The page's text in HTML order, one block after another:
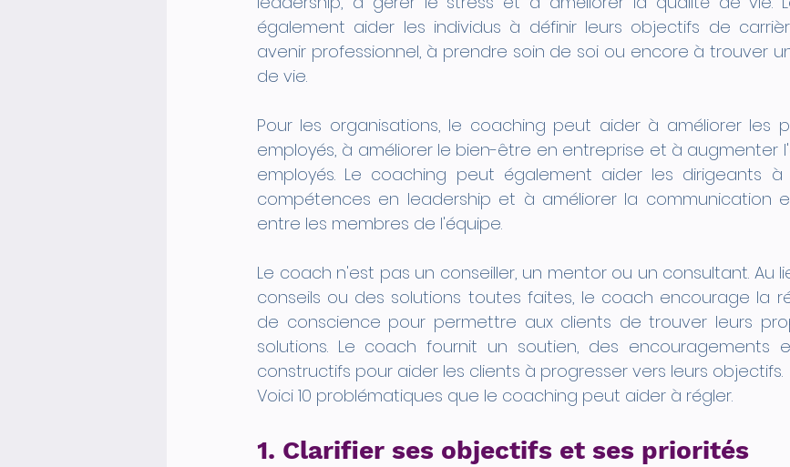
également aider les individus à définir leurs objectifs de
avenir professionnel, à prendre soin de soi ou encore à trouver
de vie.
Pour les organisations, le coaching peut aider à améliorer les
employés, à améliorer le bien-être en entreprise et à augmenter
employés. Le coaching peut également aider les dirigeants à
compétences en leadership et à améliorer la communication
entre les membres de l'équipe.
Le coach n'est pas un conseiller, un mentor ou un consultant. Au
conseils ou des solutions toutes faites, le coach encourage la
de conscience pour permettre aux clients de trouver leurs
solutions. Le coach fournit un soutien, des encouragements
constructifs pour aider les clients à progresser vers leurs objectifs.
Voici 10 problématiques que le coaching peut aider à régler.
1. Clarifier ses objectifs et ses priorités